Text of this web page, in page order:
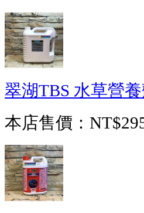
翠湖TBS 水草營
本店售價：